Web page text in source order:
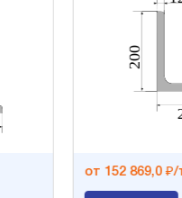
от 152 869,0 ₽/т